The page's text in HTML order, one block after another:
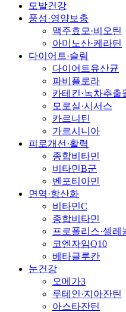
모발건강
풍성·영양보충
맥주효모·비오틴
아미노산·케라틴
다이어트·슬림
다이어트유산균
파비플로라
카테킨·녹차추출
모로실·시서스
카르니틴
가르시니아
피로개선·활력
종합비타민
비타민B군
벤포티아민
면역·항산화
비타민C
종합비타민
프로폴리스·셀레
코엔자임Q10
베타글루칸
눈건강
오메가3
루테인·지아잔틴
아스타잔틴